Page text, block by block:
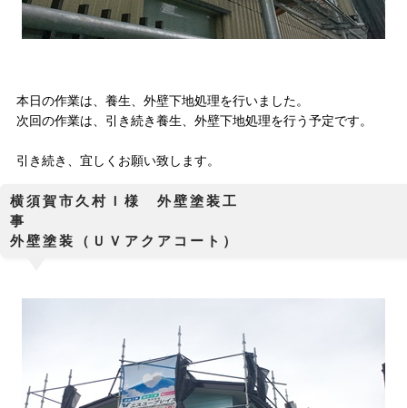
本日の作業は、養生、外壁下地処理を行いました。
次回の作業は、引き続き養生、外壁下地処理を行う予定です。
引き続き、宜しくお願い致します。
横須賀市久村Ｉ様 外壁塗装工
外壁塗装（ＵＶアクアコート）